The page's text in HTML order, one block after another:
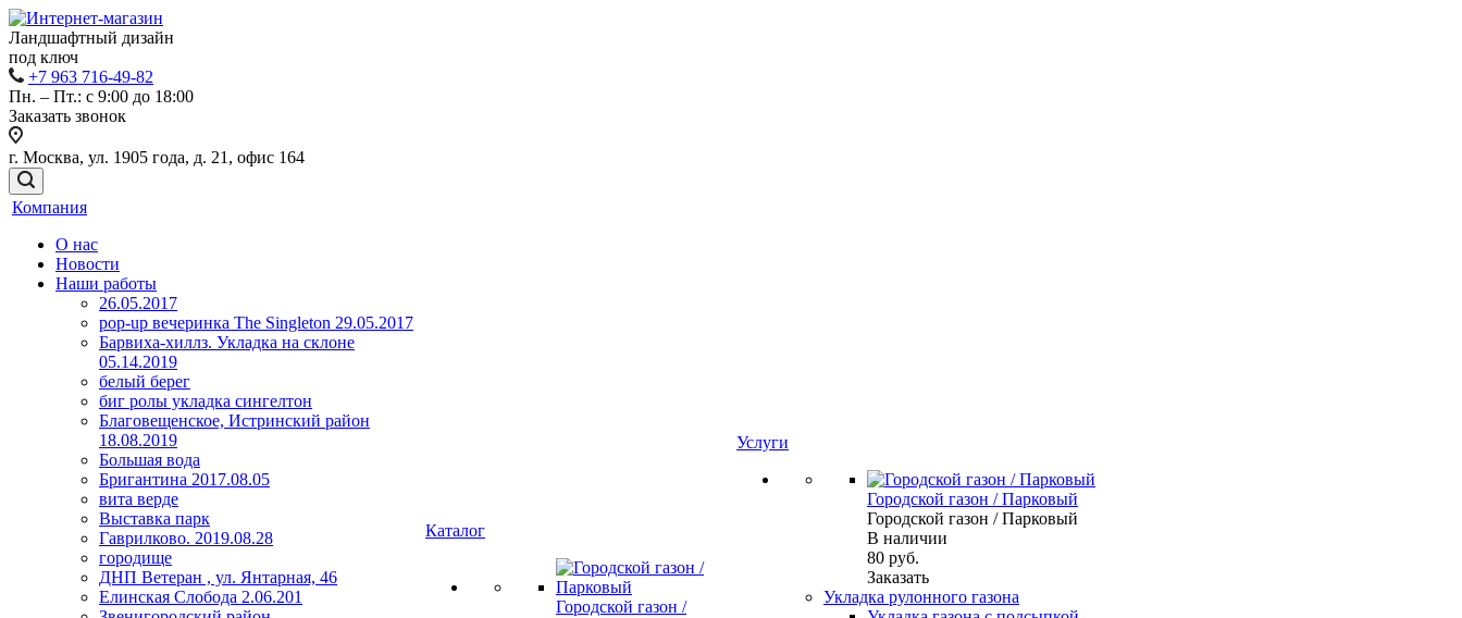
Ландшафтный дизайн
под ключ
+7 963 716-49-82
Пн. – Пт.: с 9:00 до 18:00
Заказать звонок
г. Москва, ул. 1905 года, д. 21, офис 164
Компания
О нас
Новости
Наши работы
26.05.2017
pop-up вечеринка The Singleton 29.05.2017
Барвиха-хиллз. Укладка на склоне
05.14.2019
белый берег
биг ролы укладка сингелтон
Благовещенское, Истринский район
18.08.2019
Большая вода
Бригантина 2017.08.05
вита верде
Выставка парк
Гаврилково. 2019.08.28
городище
ДНП Ветеран , ул. Янтарная, 46
Елинская Слобода 2.06.201
Каталог
Городской газон /
Услуги
Городской газон / Парковый
Городской газон / Парковый
В наличии
80 руб.
Заказать
Укладка рулонного газона